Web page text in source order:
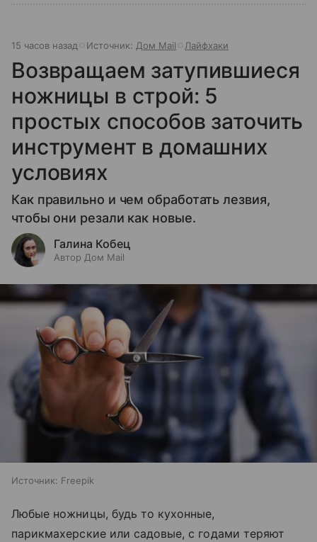
15 часов назад Источник: Дом Mail Лайфхаки
Возвращаем затупившиеся
ножницы в строй: 5
простых способов заточить
инструмент в домашних
условиях
Как правильно и чем обработать лезвия,
чтобы они резали как новые.
Галина Кобец
Автор Дом Mail
Источник: Freepik
Любые ножницы, будь то кухонные,
парикмахерские или садовые, с годами теряют